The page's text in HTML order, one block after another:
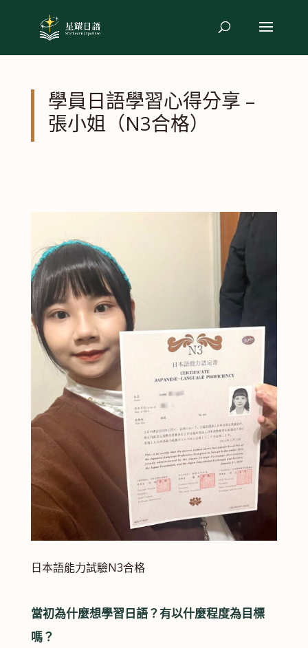
學員日語學習心得分享 –
張小姐（N3合格）
日本語能力試驗N3合格
當初為什麼想學習日語？有以什麼程度為目標
嗎？